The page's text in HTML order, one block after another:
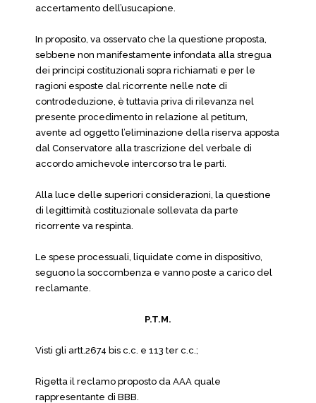
accertamento dell’usucapione.
In proposito, va osservato che la questione proposta,
sebbene non manifestamente infondata alla stregua
dei principi costituzionali sopra richiamati e per le
ragioni esposte dal ricorrente nelle note di
controdeduzione, è tuttavia priva di rilevanza nel
presente procedimento in relazione al petitum,
avente ad oggetto l’eliminazione della riserva apposta
dal Conservatore alla trascrizione del verbale di
accordo amichevole intercorso tra le parti.
Alla luce delle superiori considerazioni, la questione
di legittimità costituzionale sollevata da parte
ricorrente va respinta.
Le spese processuali, liquidate come in dispositivo,
seguono la soccombenza e vanno poste a carico del
reclamante.
P.T.M.
Visti gli artt.2674 bis c.c. e 113 ter c.c.;
Rigetta il reclamo proposto da AAA quale
rappresentante di BBB.